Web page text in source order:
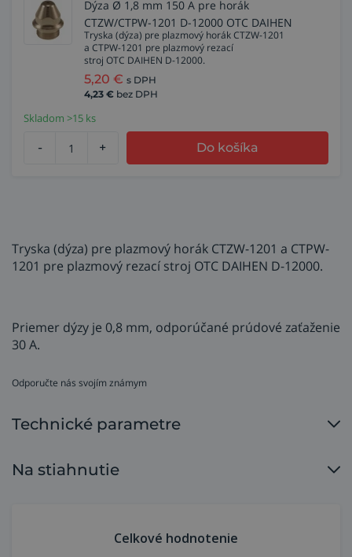
Dýza Ø 1,8 mm 150 A pre horák
CTZW/CTPW-1201 D-12000 OTC DAIHEN
Tryska (dýza) pre plazmový horák CTZW-1201
a CTPW-1201 pre plazmový rezací
stroj OTC DAIHEN D-12000.
5,20 € s DPH
4,23 € bez DPH
Skladom >15 ks
- + Do košíka
Tryska (dýza) pre plazmový horák CTZW-1201 a CTPW-
1201 pre plazmový rezací stroj OTC DAIHEN D-12000.
Priemer dýzy je 0,8 mm, odporúčané prúdové zaťaženie
30 A.
Odporučte nás svojím známym
Technické parametre
Na stiahnutie
Celkové hodnotenie